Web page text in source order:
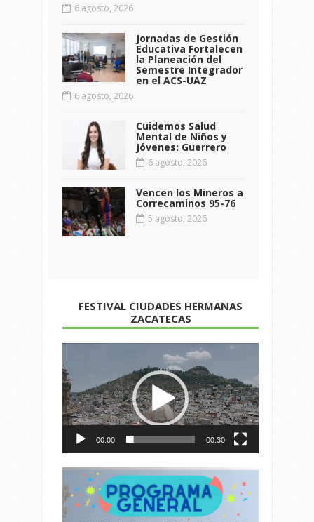
6 agosto, 2026
Jornadas de Gestión
Educativa Fortalecen
la Planeación del
Semestre Integrador
en el ACS-UAZ
6 agosto, 2026
Cuidemos Salud
Mental de Niños y
Jóvenes: Guerrero
6 agosto, 2026
Vencen los Mineros a
Correcaminos 95-76
5 agosto, 2026
FESTIVAL CIUDADES HERMANAS
ZACATECAS
de
vídeo
00:00 00:30